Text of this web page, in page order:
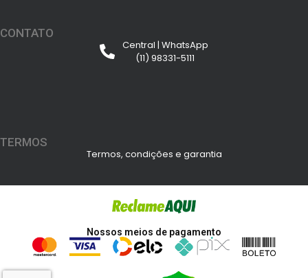
CONTATO
Central | WhatsApp
(11) 98331-5111
TERMOS
Termos, condições e garantia
Nossos meios de pagamento